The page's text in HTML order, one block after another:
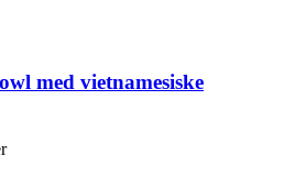
med vietnamesiske